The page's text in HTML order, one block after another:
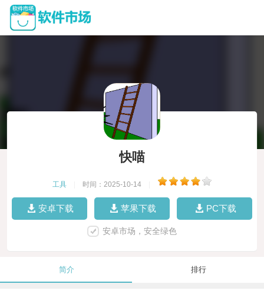
快喵
工具 时间：2025-10-14
安卓下载 苹果下载 PC下载
安卓市场，安全绿色
简介 排行